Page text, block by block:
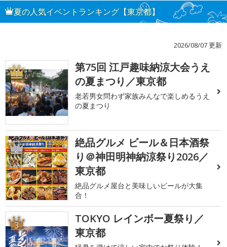
夏の人気イベントランキング【東京都】
2026/08/07 更新
1
第75回 江戸趣味納涼大会うえ
の夏まつり／東京都
老若男女問わず家族みんなで楽しめるうえ
の夏まつり
2
絶品グルメ ビール＆日本酒祭
り＠神田明神納涼祭り2026／
東京都
絶品グルメ屋台と美味しいビールが大集
合！
3
TOKYO レインボー夏祭り／
東京都